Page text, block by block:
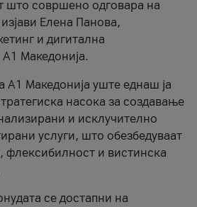
што совршено одговара на
Елена Панова,
и дигитална
Македонија.
А1 Македонија уште еднаш ја
насока за создавање
и исклучително
услуги, што обезбедуваат
флексибилност и вистинска
се достапни на